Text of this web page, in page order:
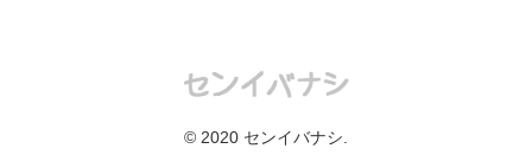
© 2020 センイバナシ.